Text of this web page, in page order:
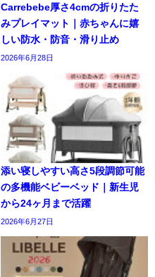
Carrebebe厚さ4cmの折りたた
みプレイマット｜赤ちゃんに嬉
しい防水・防音・滑り止め
2026年6月28日
添い寝しやすい高さ5段調節可能
の多機能ベビーベッド｜新生児
から24ヶ月まで活躍
2026年6月27日